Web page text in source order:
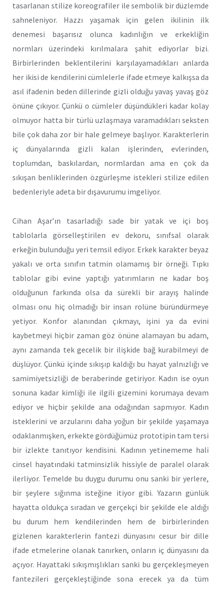
tasarlanan stilize koreografiler ile sembolik bir düzlemde
sahneleniyor. Hazzı yaşamak için gelen ikilinin ilk
denemesi başarısız olunca kadınlığın ve erkekliğin
normları üzerindeki kırılmalara şahit ediyorlar bizi.
Birbirlerinden beklentilerini karşılayamadıkları anlarda
her ikisi de kendilerini cümlelerle ifade etmeye kalkışsa da
asıl ifadenin beden dillerinde gizli olduğu yavaş yavaş göz
önüne çıkıyor. Çünkü o cümleler düşündükleri kadar kolay
olmuyor hatta bir türlü uzlaşmaya varamadıkları seksten
bile çok daha zor bir hale gelmeye başlıyor. Karakterlerin
iç dünyalarında gizli kalan işlerinden, evlerinden,
toplumdan, baskılardan, normlardan ama en çok da
sıkışan benliklerinden özgürleşme istekleri stilize edilen
bedenleriyle adeta bir dışavurumu imgeliyor.
Cihan Aşar’ın tasarladığı sade bir yatak ve içi boş
tablolarla görselleştirilen ev dekoru, sınıfsal olarak
erkeğin bulunduğu yeri temsil ediyor. Erkek karakter beyaz
yakalı ve orta sınıfın tatmin olamamış bir örneği. Tıpkı
tablolar gibi evine yaptığı yatırımların ne kadar boş
olduğunun farkında olsa da sürekli bir arayış halinde
olması onu hiç olmadığı bir insan rolüne büründürmeye
yetiyor. Konfor alanından çıkmayı, işini ya da evini
kaybetmeyi hiçbir zaman göz önüne alamayan bu adam,
aynı zamanda tek gecelik bir ilişkide bağ kurabilmeyi de
düşlüyor. Çünkü içinde sıkışıp kaldığı bu hayat yalnızlığı ve
samimiyetsizliği de beraberinde getiriyor. Kadın ise oyun
sonuna kadar kimliği ile ilgili gizemini korumaya devam
ediyor ve hiçbir şekilde ana odağından sapmıyor. Kadın
isteklerini ve arzularını daha yoğun bir şekilde yaşamaya
odaklanmışken, erkekte gördüğümüz prototipin tam tersi
bir izlekte tanıtıyor kendisini. Kadının yetinememe hali
cinsel hayatındaki tatminsizlik hissiyle de paralel olarak
ilerliyor. Temelde bu duygu durumu onu sanki bir yerlere,
bir şeylere sığınma isteğine itiyor gibi. Yazarın günlük
hayatta oldukça sıradan ve gerçekçi bir şekilde ele aldığı
bu durum hem kendilerinden hem de birbirlerinden
gizlenen karakterlerin fantezi dünyasını cesur bir dille
ifade etmelerine olanak tanırken, onların iç dünyasını da
açıyor. Hayattaki sıkışmışlıkları sanki bu gerçekleşmeyen
fantezileri gerçekleştiğinde sona erecek ya da tüm